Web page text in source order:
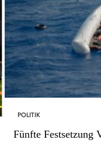
POLITIK
Fünfte Festsetzung